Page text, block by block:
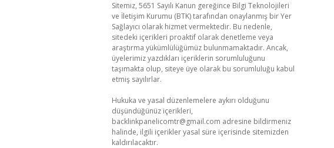
Sitemiz, 5651 Sayılı Kanun gereğince Bilgi Teknolojileri
ve İletişim Kurumu (BTK) tarafından onaylanmış bir Yer
Sağlayıcı olarak hizmet vermektedir. Bu nedenle,
sitedeki içerikleri proaktif olarak denetleme veya
araştırma yükümlülüğümüz bulunmamaktadır. Ancak,
üyelerimiz yazdıkları içeriklerin sorumluluğunu
taşımakta olup, siteye üye olarak bu sorumluluğu kabul
etmiş sayılırlar.
Hukuka ve yasal düzenlemelere aykırı olduğunu
düşündüğünüz içerikleri,
backlinkpanelicomtr@gmail.com adresine bildirmeniz
halinde, ilgili içerikler yasal süre içerisinde sitemizden
kaldırılacaktır.